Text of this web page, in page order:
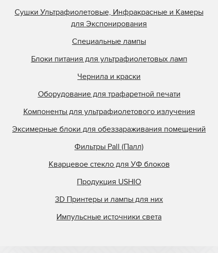
Сушки Ультрафиолетовые, Инфракрасные и Камеры
для Экспонирования
Специальные лампы
Блоки питания для ультрафиолетовых ламп
Чернила и краски
Оборудование для трафаретной печати
Компоненты для ультрафиолетового излучения
Эксимерные блоки для обеззараживания помещений
Фильтры Pall (Палл)
Кварцевое стекло для УФ блоков
Продукция USHIO
3D Принтеры и лампы для них
Импульсные источники света